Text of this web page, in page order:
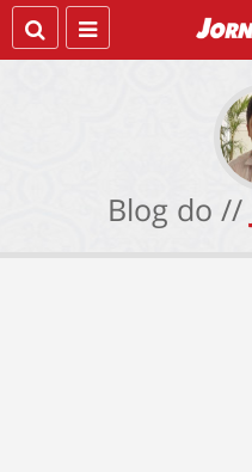
Blog do //